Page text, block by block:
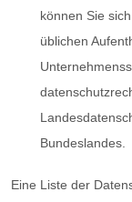
können Sie
üblichen
Bundeslandes.
Eine Liste der